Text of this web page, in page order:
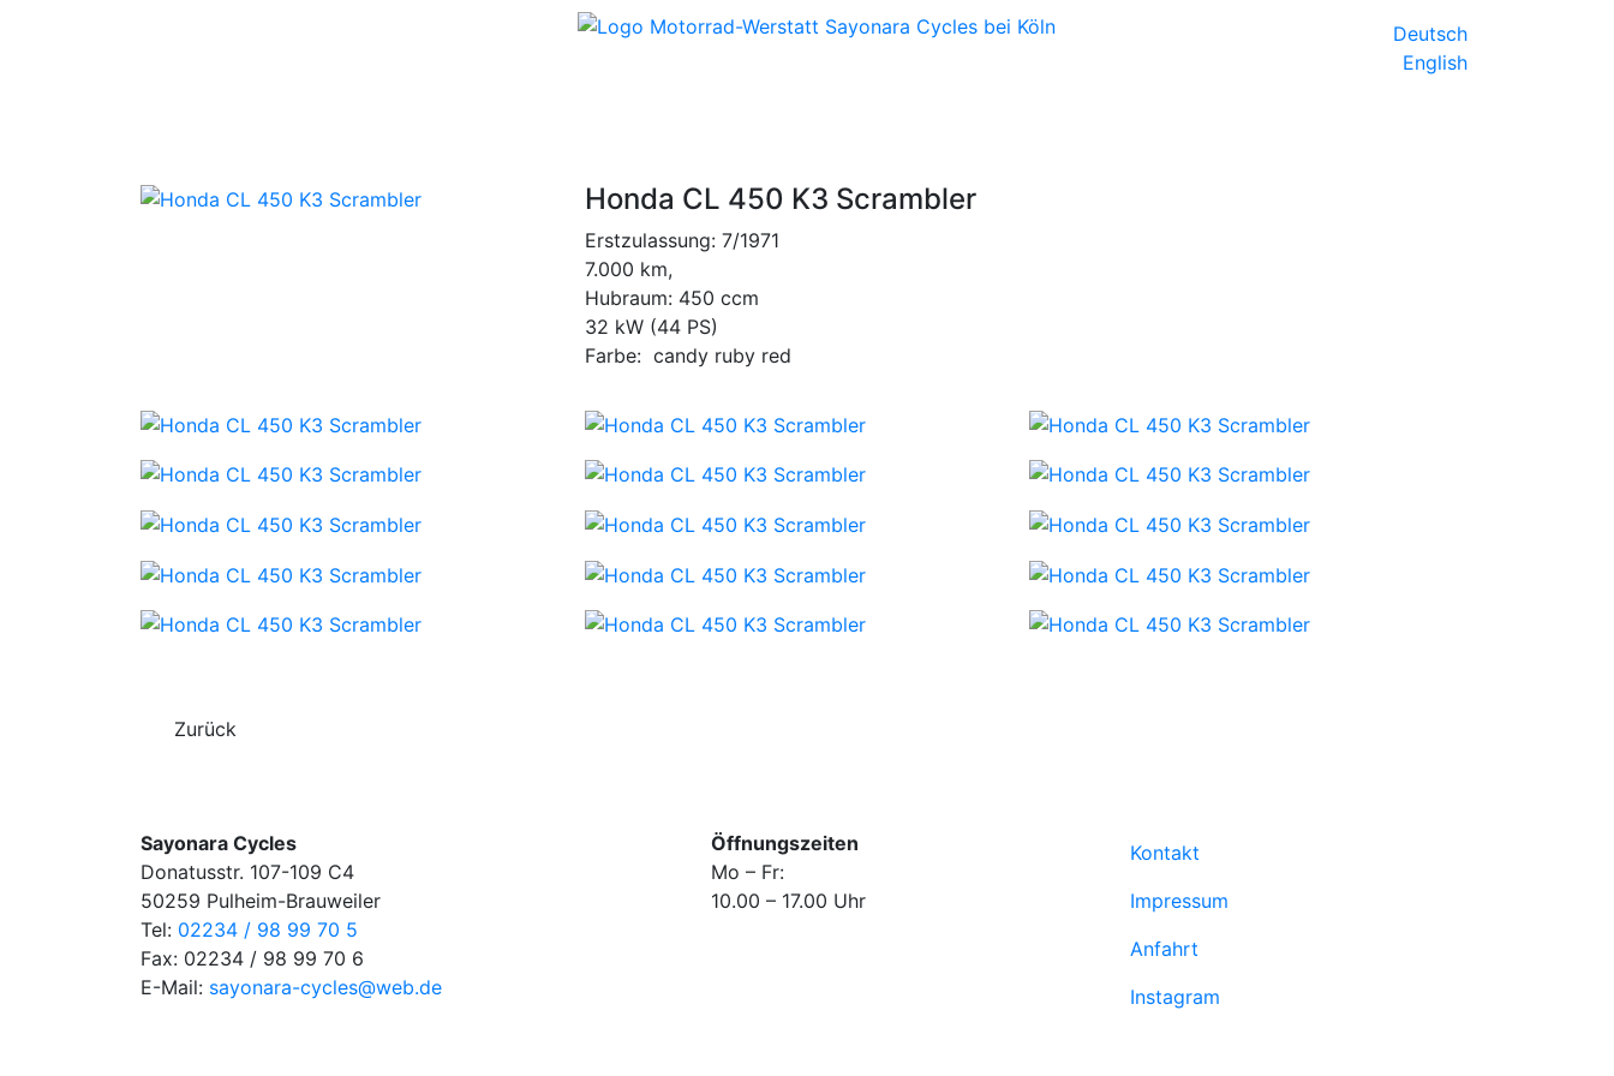
Deutsch
English
Honda CL 450 K3 Scrambler
Erstzulassung: 7/1971
7.000 km,
Hubraum: 450 ccm
32 kW (44 PS)
Farbe: candy ruby red
Zurück
Sayonara Cycles
Donatusstr. 107-109 C4
50259 Pulheim-Brauweiler
Tel: 02234 / 98 99 70 5
Fax: 02234 / 98 99 70 6
E-Mail: sayonara-cycles@web.de
Öffnungszeiten
Mo – Fr:
10.00 – 17.00 Uhr
Kontakt
Impressum
Anfahrt
Instagram